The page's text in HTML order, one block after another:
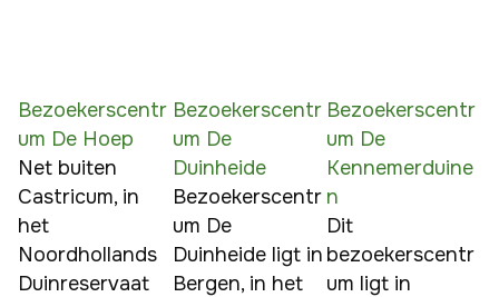
Bezoekerscentr
um De Hoep
Net buiten
Castricum, in
het
Noordhollands
Duinreservaat
Bezoekerscentr
um De
Duinheide
Bezoekerscentr
um De
Duinheide ligt in
Bergen, in het
Bezoekerscentr
um De
Kennemerduine
n
Dit
bezoekerscentr
um ligt in